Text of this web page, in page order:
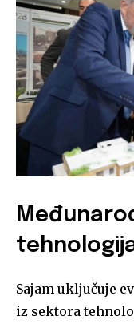
Sajam uključuje
iz sektora